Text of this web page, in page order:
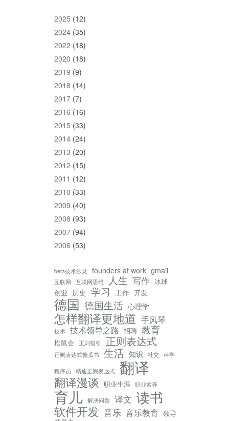
2025 (12)
2024 (35)
2022 (18)
2020 (18)
2019 (9)
2018 (14)
2017 (7)
2016 (16)
2015 (33)
2014 (24)
2013 (20)
2012 (15)
2011 (12)
2010 (33)
2009 (40)
2008 (93)
2007 (94)
2006 (53)
beta技术沙龙 founders at work gmail
互联网 互联网思维 人生 写作 冰球
创业 历史 学习 工作 开发
德国 德国生活 心理学
怎样翻译更地道 手风琴
技术 技术领导之路 招聘 教育
松鼠会 正则指引 正则表达式
正则表达式傻瓜书 生活 知识 社交 科学
程序员 精通正则表达式 翻译
翻译漫谈 职业生涯 职业素养
育儿 解决问题 译文 读书
软件开发 音乐 音乐教育 领导